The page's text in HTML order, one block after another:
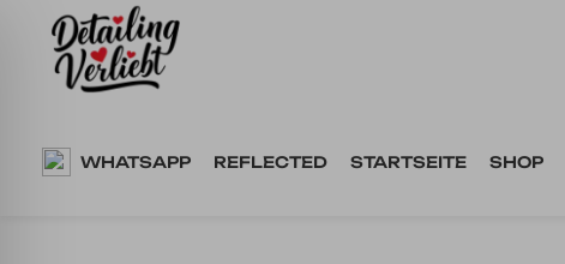
Springe
WHATSAPP REFLECTED STARTSEITE SHOP